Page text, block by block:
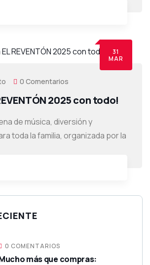
31
MAR
0 Comentarios
2025 con todo!
de música, diversión y
toda la familia, organizada por la
0 COMENTARIOS
más que compras: